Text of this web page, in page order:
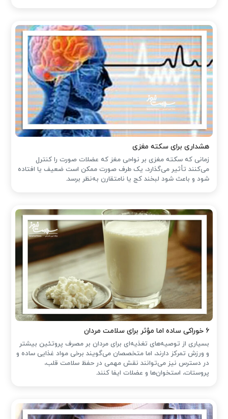
هشداری برای سکته مغزی
زمانی که سکته مغزی بر نواحی مغز که عضلات صورت را کنترل
می‌کنند تأثیر می‌گذارد، یک طرف صورت ممکن است ضعیف یا افتاده
شود و باعث شود لبخند کج یا نامتقارن به‌نظر برسد.
۶ خوراکی ساده اما مؤثر برای سلامت مردان
بسیاری از توصیه‌های تغذیه‌ای برای مردان بر مصرف پروتئین بیشتر
و ورزش تمرکز دارند، اما متخصصان می‌گویند برخی مواد غذایی ساده و
در دسترس نیز می‌توانند نقش مهمی در حفظ سلامت قلب،
پروستات، استخوان‌ها و عضلات ایفا کنند.